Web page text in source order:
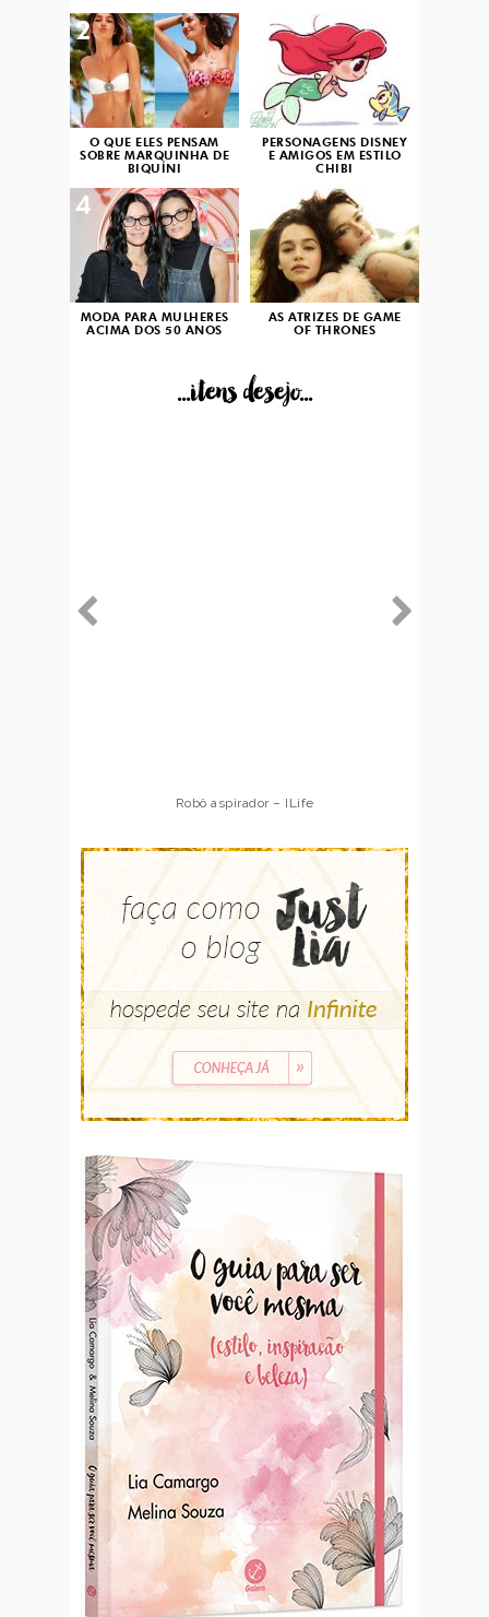
O QUE ELES PENSAM
SOBRE MARQUINHA DE
BIQUÍNI
2
PERSONAGENS DISNEY
E AMIGOS EM ESTILO
CHIBI
3
MODA PARA MULHERES
ACIMA DOS 50 ANOS
4
AS ATRIZES DE GAME
OF THRONES
...itens desejo...
Robô aspirador – ILife